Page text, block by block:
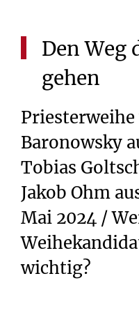
Den Weg
gehen
Priesterweihe
Baronowsky
Tobias
Jakob Ohm
Mai 2024 /
wichtig?